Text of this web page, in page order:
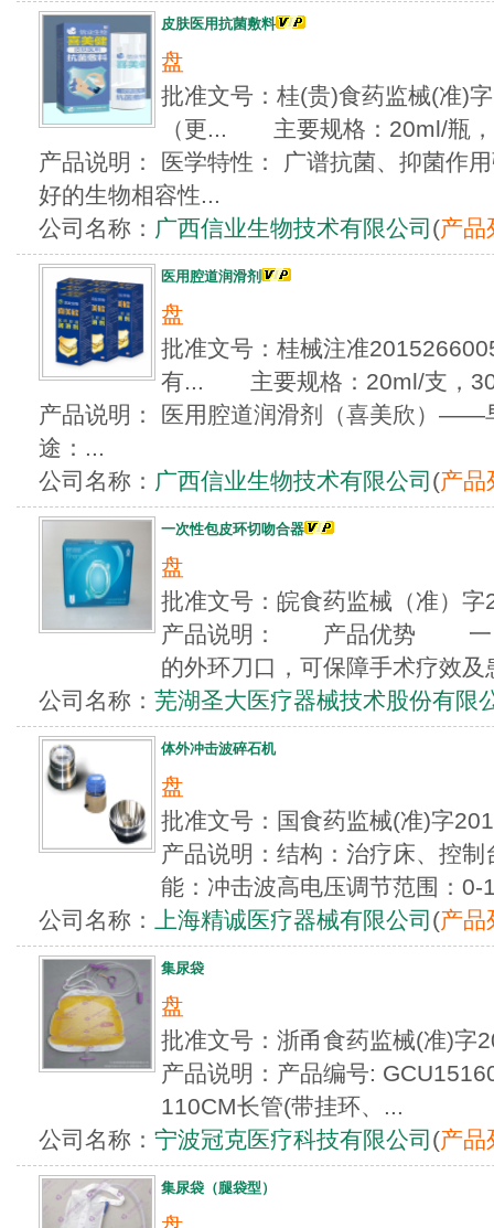
皮肤医用抗菌敷料
盘
批准文号：桂(贵)食药监械(准)
（更... 主要规格：20ml/瓶
产品说明： 医学特性： 广谱抗菌、抑菌作
好的生物相容性...
公司名称： 广西信业生物技术有限公司 (产品
医用腔道润滑剂
盘
批准文号：桂械注准
有... 主要规格：20ml/支，
产品说明： 医用腔道润滑剂（喜美欣）
途：...
公司名称： 广西信业生物技术有限公司 (产品
一次性包皮环切吻合器
盘
批准文号：皖食药监械（准
产品说明： 产品优势 一、
的外环刀口，可保障手术疗效及
公司名称： 芜湖圣大医疗器械技术股份有限
体外冲击波碎石机
盘
批准文号：国食药监械(准)
产品说明：结构：治疗床、控
能：冲击波高电压调节范围：0-
公司名称：
上海精诚医疗器械有限公司 (产品
集尿袋
盘
批准文号：浙甬食药监械(准)
产品说明：产品编号:
110CM长管(带挂环、...
公司名称： 宁波冠克医疗科技有限公司 (产品
集尿袋（腿袋型）